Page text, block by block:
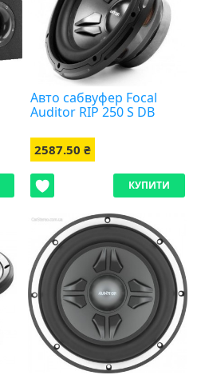
Авто сабвуфер Focal
Auditor RIP 250 S DB
2587.50 ₴
КУПИТИ